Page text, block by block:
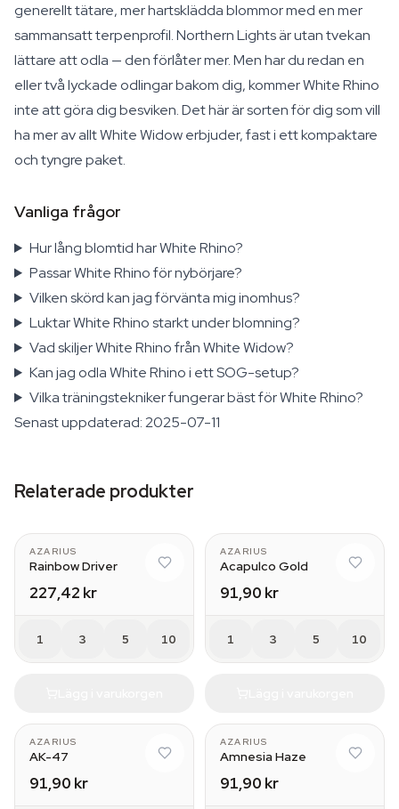
generellt tätare, mer hartsklädda blommor med en mer
sammansatt terpenprofil. Northern Lights är utan tvekan
lättare att odla — den förlåter mer. Men har du redan en
eller två lyckade odlingar bakom dig, kommer White Rhino
inte att göra dig besviken. Det här är sorten för dig som vill
ha mer av allt White Widow erbjuder, fast i ett kompaktare
och tyngre paket.
Vanliga frågor
Hur lång blomtid har White Rhino?
Passar White Rhino för nybörjare?
Vilken skörd kan jag förvänta mig inomhus?
Luktar White Rhino starkt under blomning?
Vad skiljer White Rhino från White Widow?
Kan jag odla White Rhino i ett SOG-setup?
Vilka träningstekniker fungerar bäst för White Rhino?
Senast uppdaterad: 2025-07-11
Relaterade produkter
AZARIUS
Rainbow Driver
227,42 kr
1 3 5 10
AZARIUS
Acapulco Gold
91,90 kr
1 3 5 10
AZARIUS
AK-47
91,90 kr
AZARIUS
Amnesia Haze
91,90 kr